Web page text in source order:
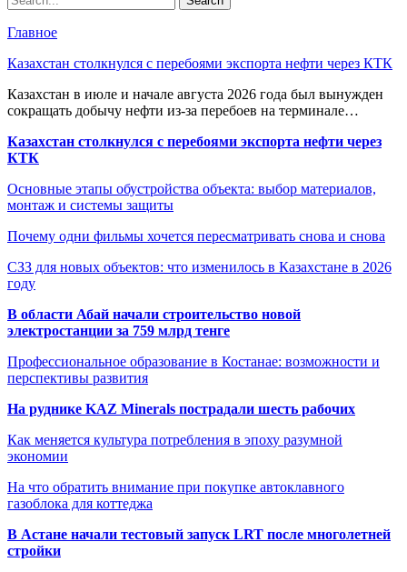
Главное
Казахстан столкнулся с перебоями экспорта нефти через КТК
Казахстан в июле и начале августа 2026 года был вынужден
сокращать добычу нефти из-за перебоев на терминале…
Казахстан столкнулся с перебоями экспорта нефти через
КТК
Основные этапы обустройства объекта: выбор материалов,
монтаж и системы защиты
Почему одни фильмы хочется пересматривать снова и снова
СЗЗ для новых объектов: что изменилось в Казахстане в 2026
году
В области Абай начали строительство новой
электростанции за 759 млрд тенге
Профессиональное образование в Костанае: возможности и
перспективы развития
На руднике KAZ Minerals пострадали шесть рабочих
Как меняется культура потребления в эпоху разумной
экономии
На что обратить внимание при покупке автоклавного
газоблока для коттеджа
В Астане начали тестовый запуск LRT после многолетней
стройки